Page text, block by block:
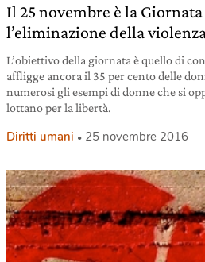
Il 25 novembre è la
l’eliminazione della
L’obiettivo della giornata è quello di
affligge ancora il 35 per cento delle
numerosi gli esempi di donne che si
lottano per la libertà.
Diritti umani 25 novembre 2016